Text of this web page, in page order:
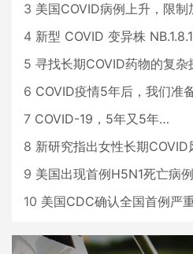
3 美国COVID病例上升，限
4 新型 COVID 变异株
5 寻找长期COVID药物的复杂
6 COVID疫情5年后，我们准备
7 COVID-19，5年又5年…
8 新研究指出女性长期COVID风险
9 美国出现首例H5N1死亡病例
10 美国CDC确认全国首例严重